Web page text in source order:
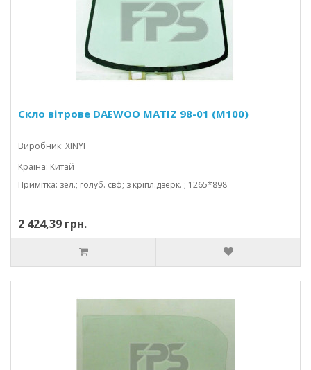
Скло вітрове DAEWOO MATIZ 98-01 (M100)
Виробник: XINYI
Країна: Китай
Примітка: зел.; голуб. свф; з кріпл.дзерк. ; 1265*898
2 424,39 грн.